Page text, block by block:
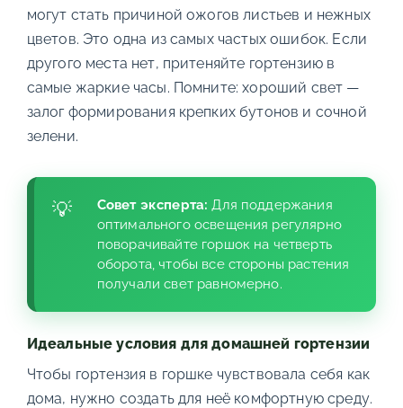
могут стать причиной ожогов листьев и нежных
цветов. Это одна из самых частых ошибок. Если
другого места нет, притеняйте гортензию в
самые жаркие часы. Помните: хороший свет —
залог формирования крепких бутонов и сочной
зелени.
Совет эксперта: Для поддержания
оптимального освещения регулярно
поворачивайте горшок на четверть
оборота, чтобы все стороны растения
получали свет равномерно.
Идеальные условия для домашней гортензии
Чтобы гортензия в горшке чувствовала себя как
дома, нужно создать для неё комфортную среду.